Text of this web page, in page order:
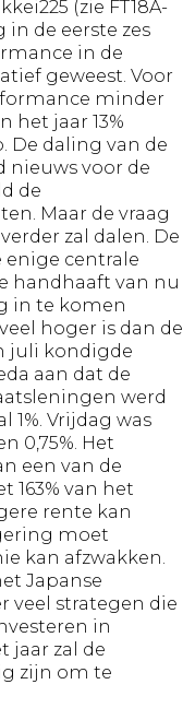
(zie FT18A-
in de eerste zes
in de
geweest. Voor
minder
het jaar 13%
De daling van de
nieuws voor de
de
Maar de vraag
zal dalen. De
enige centrale
handhaaft van nu
in te komen
hoger is dan de
juli kondigde
aan dat de
werd
1%. Vrijdag was
0,75%. Het
een van de
163% van het
rente kan
moet
kan afzwakken.
Japanse
veel strategen die
in
jaar zal de
zijn om te